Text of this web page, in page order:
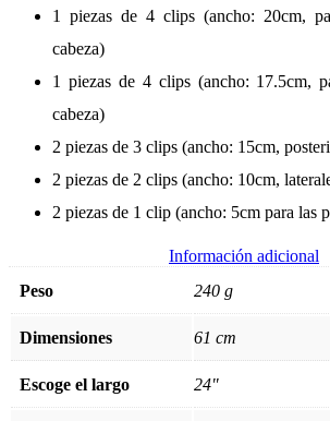
1 piezas de 4 clips (ancho: 20cm,
cabeza)
1 piezas de 4 clips (ancho: 17.5cm,
cabeza)
2 piezas de 3 clips (ancho: 15cm,
2 piezas de 2 clips (ancho: 10cm,
2 piezas de 1 clip (ancho: 5cm para las
Información adicional
Peso
240 g
Dimensiones 61 cm
Escoge el largo 24"